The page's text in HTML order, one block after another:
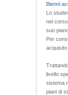
Bienni
Lo
nel
suo
Per
acquisito
livello
sistema
piani di